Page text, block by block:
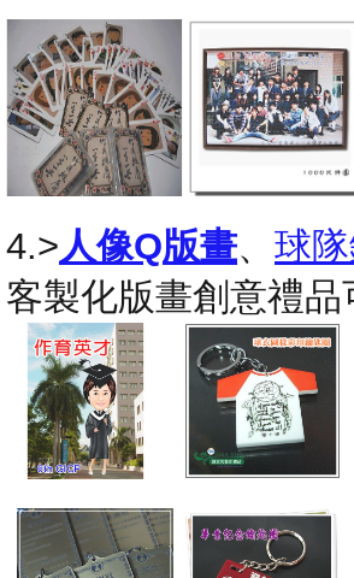
4.>人像Q版畫、 球
客製化版畫創意禮品